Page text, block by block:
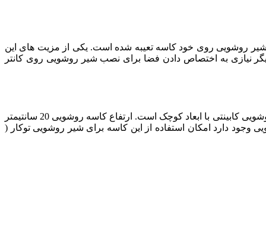
روشویی روی خود کاسه تعیبه شده است. یکی از مزیت های این
نیازی به اختصاص دادن فضا برای نصب شیر روشویی روی کانتر
با طول 65 سانتیمتر و عمق 43 سانت که ظاهری بیضی شکل دارد یک کاسه روشویی مناسب برای روشویی کابینتی با ابعاد کوچک است. ارتفاع کاسه روشویی 20 سانتیمتر
وجود دارد امکان استفاده از این کاسه برای شیر روشویی توکار (